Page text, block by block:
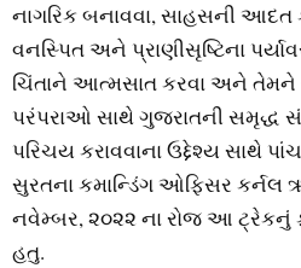
નાગરિક બનાવવા, સાહસની
વનસ્પિત અને પ્રાણીસૃષ્ટિના
ચિંતાને આત્મસાત કરવા અને તેમને
પરંપરાઓ સાથે ગુજરાતની સમૃદ્ધ
પરિચય કરાવવાના ઉદ્દેશ્ય સાથે
સુરતના કમાન્ડિંગ ઓફિસર કર્નલ
નવેમ્બર, ૨૦૨૨ ના રોજ આ
હતુ.